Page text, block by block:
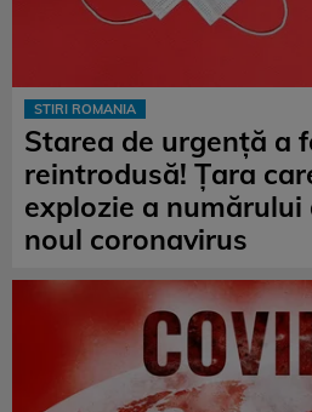
STIRI ROMANIA
Starea de urgență a
reintrodusă! Țara
explozie a numărului
noul coronavirus